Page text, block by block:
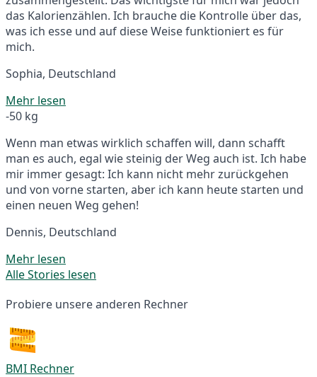
das Kalorienzählen. Ich brauche die Kontrolle über das,
was ich esse und auf diese Weise funktioniert es für
mich.
Sophia, Deutschland
Mehr lesen
-50 kg
Wenn man etwas wirklich schaffen will, dann schafft
man es auch, egal wie steinig der Weg auch ist. Ich habe
mir immer gesagt: Ich kann nicht mehr zurückgehen
und von vorne starten, aber ich kann heute starten und
einen neuen Weg gehen!
Dennis, Deutschland
Mehr lesen
Alle Stories lesen
Probiere unsere anderen Rechner
BMI Rechner